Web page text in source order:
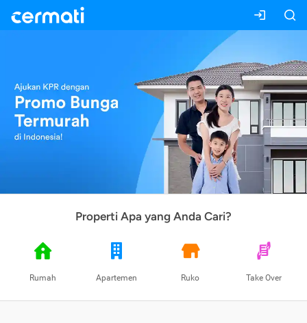
Properti Apa yang Anda Cari?
Rumah Apartemen Ruko Take Over